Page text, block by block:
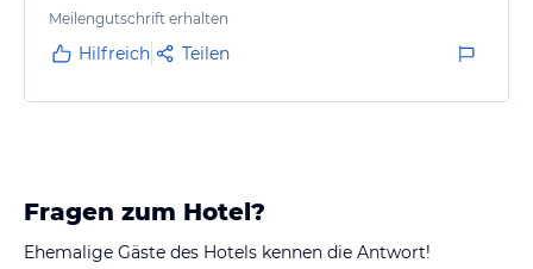
Meilengutschrift erhalten
Hilfreich Teilen
Fragen zum Hotel?
Ehemalige Gäste des Hotels kennen die Antwort!